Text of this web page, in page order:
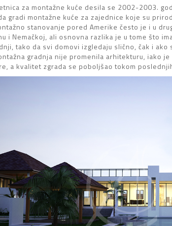
za montažne kuće desila se 2002-2003.
gradi montažne kuće za zajednice koje su
stanovanje pored Amerike često je i u
i Nemačkoj, ali osnovna razlika je u tome što
tako da svi domovi izgledaju slično, čak i ako
gradnja nije promenila arhitekturu, iako
a kvalitet zgrada se poboljšao tokom